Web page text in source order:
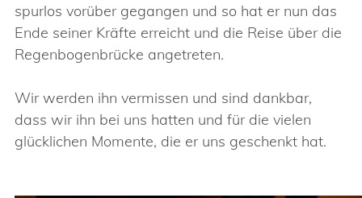
spurlos vorüber gegangen und so hat er nun das
Ende seiner Kräfte erreicht und die Reise über die
Regenbogenbrücke angetreten.
Wir werden ihn vermissen und sind dankbar,
dass wir ihn bei uns hatten und für die vielen
glücklichen Momente, die er uns geschenkt hat.